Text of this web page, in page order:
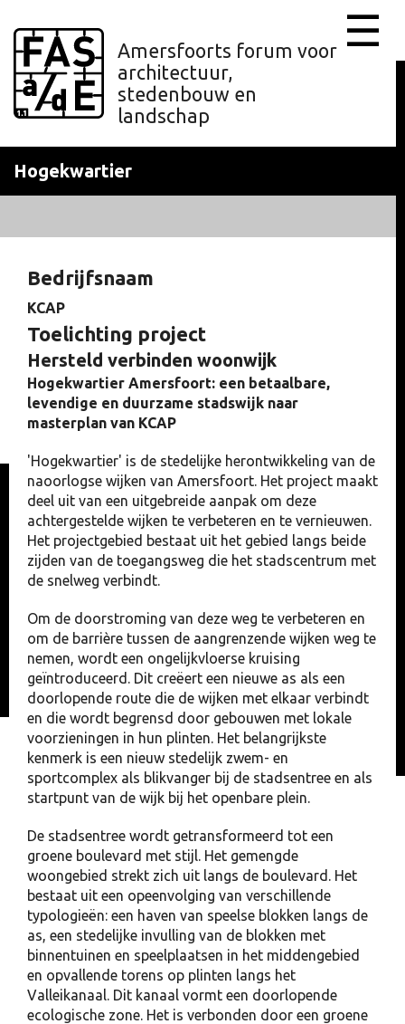
Amersfoorts forum voor
architectuur,
stedenbouw en
landschap
☰
Hogekwartier
Bedrijfsnaam
KCAP
Toelichting project
Hersteld verbinden woonwijk
Hogekwartier Amersfoort: een betaalbare,
levendige en duurzame stadswijk naar
masterplan van KCAP
'Hogekwartier' is de stedelijke herontwikkeling van de
naoorlogse wijken van Amersfoort. Het project maakt
deel uit van een uitgebreide aanpak om deze
achtergestelde wijken te verbeteren en te vernieuwen.
Het projectgebied bestaat uit het gebied langs beide
zijden van de toegangsweg die het stadscentrum met
de snelweg verbindt.
Om de doorstroming van deze weg te verbeteren en
om de barrière tussen de aangrenzende wijken weg te
nemen, wordt een ongelijkvloerse kruising
geïntroduceerd. Dit creëert een nieuwe as als een
doorlopende route die de wijken met elkaar verbindt
en die wordt begrensd door gebouwen met lokale
voorzieningen in hun plinten. Het belangrijkste
kenmerk is een nieuw stedelijk zwem- en
sportcomplex als blikvanger bij de stadsentree en als
startpunt van de wijk bij het openbare plein.
De stadsentree wordt getransformeerd tot een
groene boulevard met stijl. Het gemengde
woongebied strekt zich uit langs de boulevard. Het
bestaat uit een opeenvolging van verschillende
typologieën: een haven van speelse blokken langs de
as, een stedelijke invulling van de blokken met
binnentuinen en speelplaatsen in het middengebied
en opvallende torens op plinten langs het
Valleikanaal. Dit kanaal vormt een doorlopende
ecologische zone. Het is verbonden door een groene